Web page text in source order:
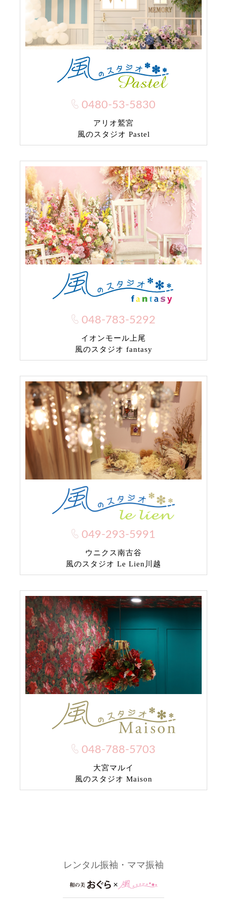
0480-53-5830
アリオ鷲宮
風のスタジオ Pastel
048-783-5292
イオンモール上尾
風のスタジオ fantasy
049-293-5991
ウニクス南古谷
風のスタジオ Le Lien川越
048-788-5703
大宮マルイ
風のスタジオ Maison
レンタル振袖・ママ振袖